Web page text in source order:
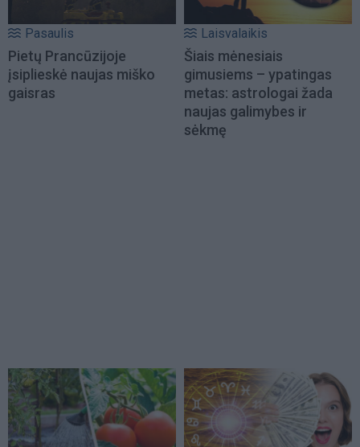
Pasaulis
Pietų Prancūzijoje
įsiplieskė naujas miško
gaisras
Laisvalaikis
Šiais mėnesiais
gimusiems – ypatingas
metas: astrologai žada
naujas galimybes ir
sėkmę